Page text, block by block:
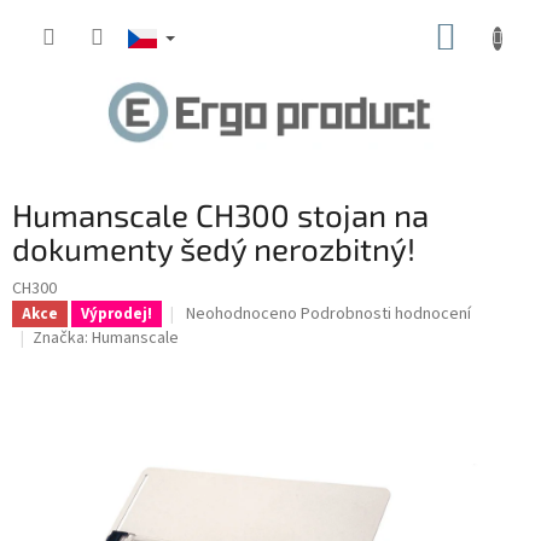
Humanscale CH300 stojan na
dokumenty šedý nerozbitný!
CH300
Akce Výprodej!
Průměrné
hvězdiček.
Neohodnoceno Podrobnosti hodnocení
Značka: Humanscale